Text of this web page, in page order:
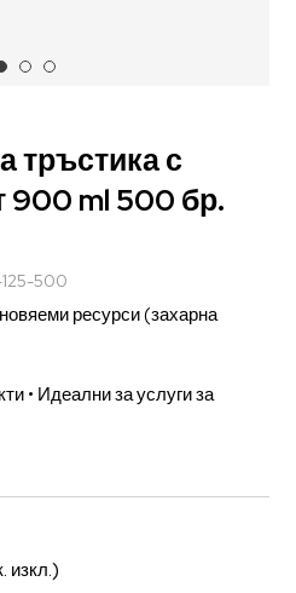
тръстика с
900 ml 500 бр.
500
ресурси (захарна
• Идеални за услуги за
изкл.)